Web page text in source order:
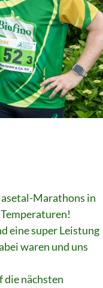
Marathons in
eine super Leistung
waren und uns
die nächsten